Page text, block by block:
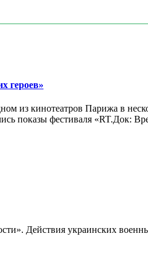
героев»
из кинотеатров Парижа в
показы фестиваля
Действия украинских